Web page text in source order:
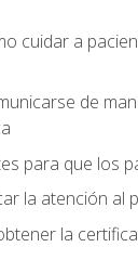
cuidar a
de
para que los
la atención al
la